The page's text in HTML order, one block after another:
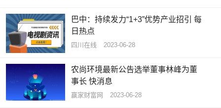
巴中：持续发力“1+3”优势产业招引 每
日热点
四川在线 2023-06-28
农尚环境最新公告选举董事林峰为董
事长 快消息
赢家财富网 2023-06-28